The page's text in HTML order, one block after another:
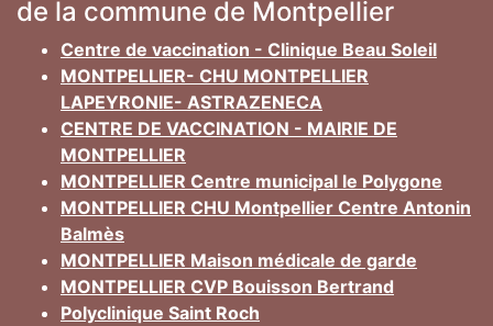
de la commune de Montpellier
Centre de vaccination - Clinique Beau Soleil
MONTPELLIER- CHU MONTPELLIER
LAPEYRONIE- ASTRAZENECA
CENTRE DE VACCINATION - MAIRIE DE
MONTPELLIER
MONTPELLIER Centre municipal le Polygone
MONTPELLIER CHU Montpellier Centre Antonin
Balmès
MONTPELLIER Maison médicale de garde
MONTPELLIER CVP Bouisson Bertrand
Polyclinique Saint Roch